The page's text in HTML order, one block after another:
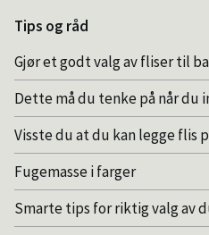
Tips og råd
Gjør et godt valg av fliser til
Dette må du tenke på når du
Visste du at du kan legge flis
Fugemasse i farger
Smarte tips for riktig valg av